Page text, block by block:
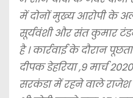
में दोनों मुख्य आरोपी के
सूर्यवंशी और संत कुमार
है । कार्रवाई के दौरान
दीपक डेहरिया ,9 मार्च
सरकंडा में रहने वाले